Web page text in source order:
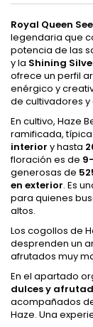
Royal Queen
legendaria que
potencia de las
y la Shining
ofrece un perfil
enérgico y
de cultivadores
En cultivo, Haze
ramificada,
interior y hasta
floración es de
generosas de
en exterior. Es
para quienes
altos.
Los cogollos de
desprenden un
afrutados muy
En el apartado
dulces y
acompañados
Haze. Una